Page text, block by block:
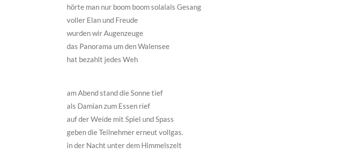
hörte man nur boom boom solalals Gesang
voller Elan und Freude
wurden wir Augenzeuge
das Panorama um den Walensee
hat bezahlt jedes Weh
am Abend stand die Sonne tief
als Damian zum Essen rief
auf der Weide mit Spiel und Spass
geben die Teilnehmer erneut vollgas.
in der Nacht unter dem Himmelszelt